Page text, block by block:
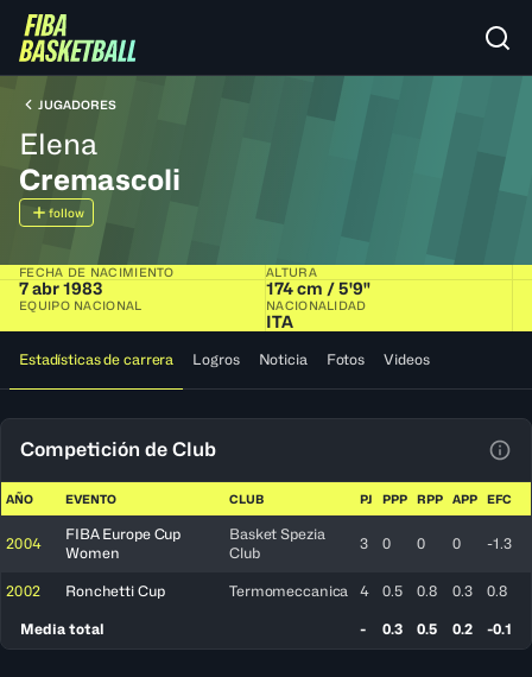
JUGADORES
Elena
Cremascoli
follow
FECHA DE NACIMIENTO
7 abr 1983
ALTURA
174 cm / 5'9"
EQUIPO NACIONAL NACIONALIDAD
ITA
Estadísticas de carrera Logros Noticia Fotos Videos
Competición de Club
AÑO EVENTO CLUB PJ PPP RPP APP EFC
2004
FIBA Europe Cup
Women
Basket Spezia
Club
3 0 0 0 -1.3
2002 Ronchetti Cup Termomeccanica 4 0.5 0.8 0.3 0.8
Media total - 0.3 0.5 0.2 -0.1